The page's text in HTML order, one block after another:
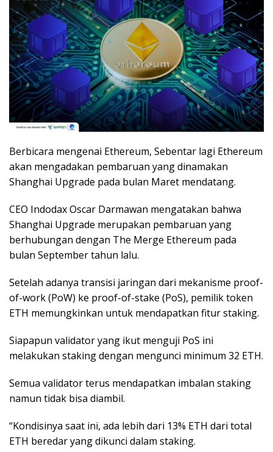
Berbicara mengenai Ethereum, Sebentar lagi Ethereum
akan mengadakan pembaruan yang dinamakan
Shanghai Upgrade pada bulan Maret mendatang.
CEO Indodax Oscar Darmawan mengatakan bahwa
Shanghai Upgrade merupakan pembaruan yang
berhubungan dengan The Merge Ethereum pada
bulan September tahun lalu.
Setelah adanya transisi jaringan dari mekanisme proof-
of-work (PoW) ke proof-of-stake (PoS), pemilik token
ETH memungkinkan untuk mendapatkan fitur staking.
Siapapun validator yang ikut menguji PoS ini
melakukan staking dengan mengunci minimum 32 ETH.
Semua validator terus mendapatkan imbalan staking
namun tidak bisa diambil.
“Kondisinya saat ini, ada lebih dari 13% ETH dari total
ETH beredar yang dikunci dalam staking.